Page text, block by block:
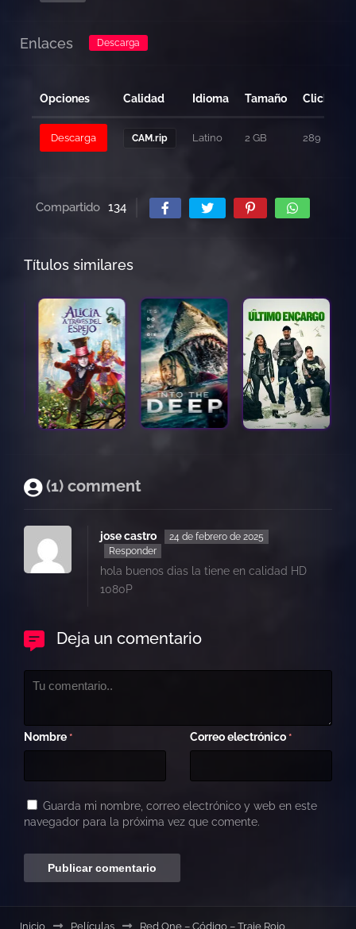
Enlaces Descarga
Opciones Calidad Idioma Tamaño Clicks
Descarga CAM.rip Latino 2 GB 289
Compartido 134
Títulos similares
(1) comment
jose castro
24 de febrero de 2025
Responder
hola buenos dias la tiene en calidad HD
1080P
Deja un comentario
Nombre * Correo electrónico *
Guarda mi nombre, correo electrónico y web en este
navegador para la próxima vez que comente.
Inicio Películas Red One – Código – Traje Rojo